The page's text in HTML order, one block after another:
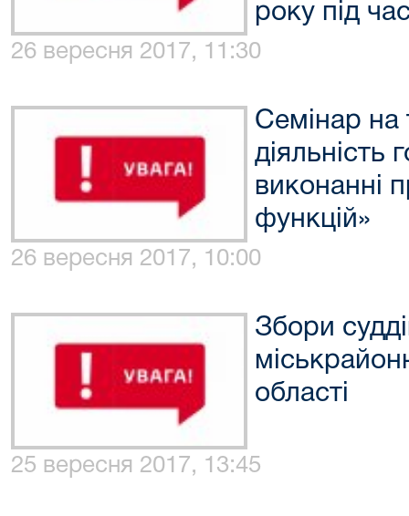
року під
26 вересня 2017, 11:30
Семінар на
діяльність
виконанні
функцій»
26 вересня 2017, 10:00
Збори
області
25 вересня 2017, 13:45